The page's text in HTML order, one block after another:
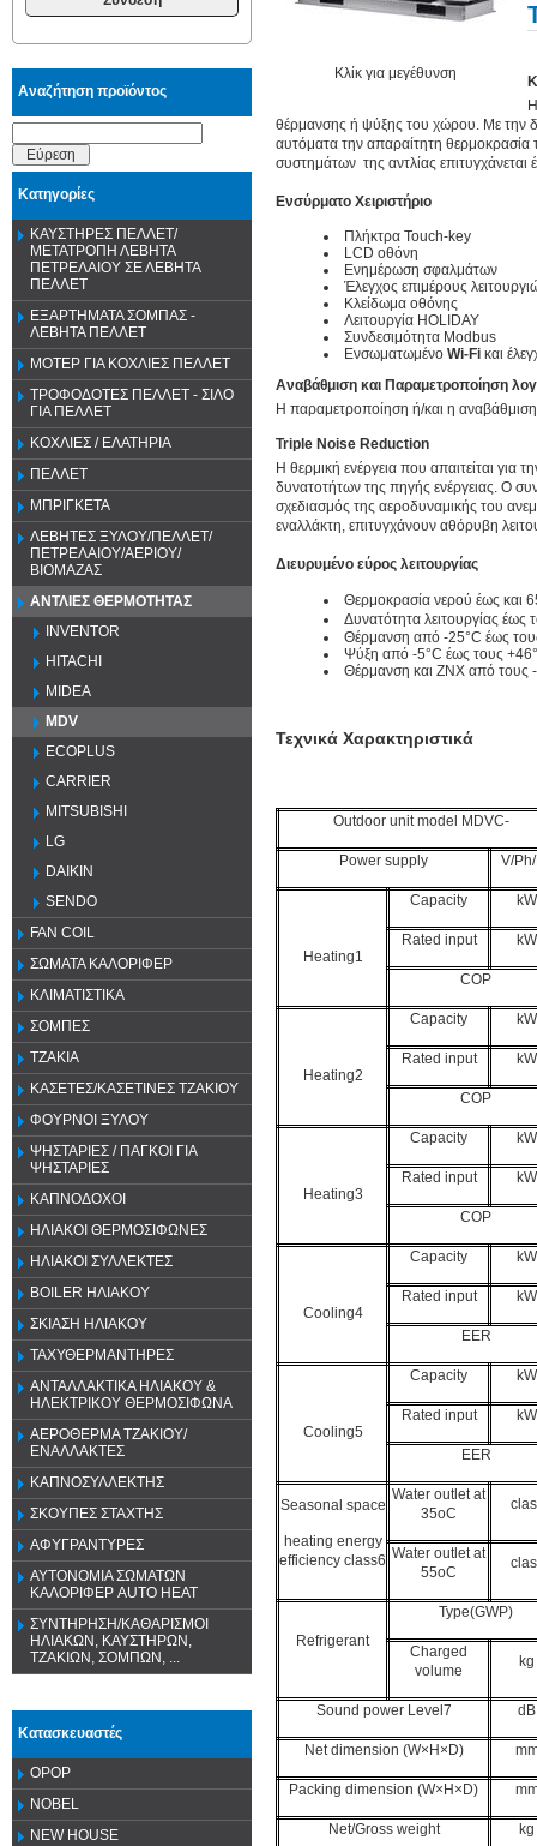
Αναζήτηση προϊόντος
Εύρεση
Κατηγορίες
ΚΑΥΣΤΗΡΕΣ ΠΕΛΛΕΤ/
ΜΕΤΑΤΡΟΠΗ ΛΕΒΗΤΑ
ΠΕΤΡΕΛΑΙΟΥ ΣΕ ΛΕΒΗΤΑ
ΠΕΛΛΕΤ
ΕΞΑΡΤΗΜΑΤΑ ΣΟΜΠΑΣ -
ΛΕΒΗΤΑ ΠΕΛΛΕΤ
ΜΟΤΕΡ ΓΙΑ ΚΟΧΛΙΕΣ ΠΕΛΛΕΤ
ΤΡΟΦΟΔΟΤΕΣ ΠΕΛΛΕΤ - ΣΙΛΟ
ΓΙΑ ΠΕΛΛΕΤ
ΚΟΧΛΙΕΣ / ΕΛΑΤΗΡΙΑ
ΠΕΛΛΕΤ
ΜΠΡΙΓΚΕΤΑ
ΛΕΒΗΤΕΣ ΞΥΛΟΥ/ΠΕΛΛΕΤ/
ΠΕΤΡΕΛΑΙΟΥ/ΑΕΡΙΟΥ/
ΒΙΟΜΑΖΑΣ
ΑΝΤΛΙΕΣ ΘΕΡΜΟΤΗΤΑΣ
INVENTOR
HITACHI
MIDEA
MDV
ECOPLUS
CARRIER
MITSUBISHI
LG
DAIKIN
SENDO
FAN COIL
ΣΩΜΑΤΑ ΚΑΛΟΡΙΦΕΡ
ΚΛΙΜΑΤΙΣΤΙΚΑ
ΣΟΜΠΕΣ
ΤΖΑΚΙΑ
ΚΑΣΕΤΕΣ/ΚΑΣΕΤΙΝΕΣ ΤΖΑΚΙΟΥ
ΦΟΥΡΝΟΙ ΞΥΛΟΥ
ΨΗΣΤΑΡΙΕΣ / ΠΑΓΚΟΙ ΓΙΑ
ΨΗΣΤΑΡΙΕΣ
ΚΑΠΝΟΔΟΧΟΙ
ΗΛΙΑΚΟΙ ΘΕΡΜΟΣΙΦΩΝΕΣ
ΗΛΙΑΚΟΙ ΣΥΛΛΕΚΤΕΣ
BOILER ΗΛΙΑΚΟΥ
ΣΚΙΑΣΗ ΗΛΙΑΚΟΥ
ΤΑΧΥΘΕΡΜΑΝΤΗΡΕΣ
ΑΝΤΑΛΛΑΚΤΙΚΑ ΗΛΙΑΚΟΥ &
ΗΛΕΚΤΡΙΚΟΥ ΘΕΡΜΟΣΙΦΩΝΑ
ΑΕΡΟΘΕΡΜΑ ΤΖΑΚΙΟΥ/
ΕΝΑΛΛΑΚΤΕΣ
ΚΑΠΝΟΣΥΛΛΕΚΤΗΣ
ΣΚΟΥΠΕΣ ΣΤΑΧΤΗΣ
ΑΦΥΓΡΑΝΤΥΡΕΣ
ΑΥΤΟΝΟΜΙΑ ΣΩΜΑΤΩΝ
ΚΑΛΟΡΙΦΕΡ AUTO HEAT
ΣΥΝΤΗΡΗΣΗ/ΚΑΘΑΡΙΣΜΟΙ
ΗΛΙΑΚΩΝ, ΚΑΥΣΤΗΡΩΝ,
ΤΖΑΚΙΩΝ, ΣΟΜΠΩΝ, ...
Κατασκευαστές
OPOP
NOBEL
NEW HOUSE
Κλίκ για μεγέθυνση
θέρμανσης ή ψύξης του χώρου. Με την
αυτόματα την απαραίτητη
συστημάτων της αντλίας επιτυγχάνεται
Ενσύρματο Χειριστήριο
Πλήκτρα Touch-key
LCD οθόνη
Ενημέρωση σφαλμάτων
Έλεγχος επιμέρους
Κλείδωμα οθόνης
Λειτουργία HOLIDAY
Συνδεσιμότητα Modbus
Ενσωματωμένο Wi-Fi και
Αναβάθμιση και Παραμετροποίηση
Η παραμετροποίηση ή/και η
Triple Noise Reduction
Η θερμική ενέργεια που απαιτείται
δυνατοτήτων της πηγής ενέργειας. Ο
σχεδιασμός της αεροδυναμικής του
εναλλάκτη, επιτυγχάνουν αθόρυβη
Διευρυμένο εύρος λειτουργίας
Θερμοκρασία νερού έως και
Δυνατότητα λειτουργίας
Θέρμανση από -25°C έως
Ψύξη από -5°C έως τους
Θέρμανση και ΖΝΧ από τους -
Τεχνικά Χαρακτηριστικά
Outdoor unit model MDVC-
Power supply V/
Heating1
Capacity kW
Rated input kW
COP
Heating2
Capacity kW
Rated input kW
COP
Heating3
Capacity kW
Rated input kW
COP
Cooling4
Capacity kW
Rated input kW
EER
Cooling5
Capacity kW
Rated input kW
EER
Seasonal space
heating energy
efficiency class6
Water outlet at
35oC
Water outlet at
55oC
Refrigerant
Type(GWP)
Charged
volume
kg
Sound power Level7 dB
Net dimension (W×H×D)
Packing dimension (W×H×D)
Net/Gross weight kg